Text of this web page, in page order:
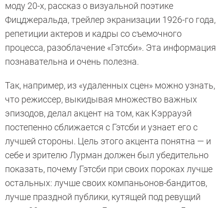
моду 20-х, рассказ о визуальной поэтике
Фицджеральда, трейлер экранизации 1926-го года,
репетиции актеров и кадры со съемочного
процесса, разоблачение «Гэтсби». Эта информация
познавательна и очень полезна.
Так, например, из «удаленных сцен» можно узнать,
что режиссер, выкидывая множество важных
эпизодов, делал акцент на том, как Кэррауэй
постепенно сближается с Гэтсби и узнает его с
лучшей стороны. Цель этого акцента понятна — и
себе и зрителю Лурман должен был убедительно
показать, почему Гэтсби при своих пороках лучше
остальных: лучше своих компаньонов-бандитов,
лучше праздной публики, кутящей под ревущий